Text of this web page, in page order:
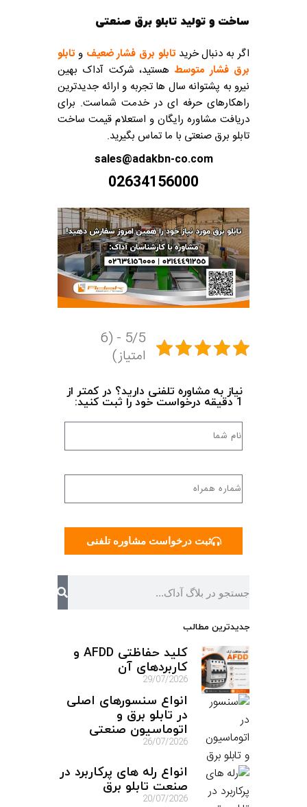
جدیدترین مطالب
کلید حفاظتی AFDD و
کاربردهای آن
29/07/2026
انواع سنسورهای اصلی
در تابلو برق و
اتوماسیون صنعتی
26/07/2026
انواع رله های پرکاربرد در
صنعت تابلو برق
20/07/2026
ساخت و تولید تابلو برق صنعتی
اگر به دنبال خریدتابلو برق فشار ضعیف و تابلو
برق فشار متوسطهستید، شرکت آداک بهین
نیرو به پشتوانه سال ها تجربه و ارائه جدیدترین
راهکارهای حرفه ای در خدمت شماست. برای
دریافت مشاوره رایگان و استعلام قیمت ساخت
تابلو برق صنعتی با ما تماس بگیرید.
sales@adakbn-co.com
02634156000
5/5 - (6
امتیاز)
نیاز به مشاوره تلفنی دارید؟ در کمتر از
1 دقیقه درخواست خود را ثبت کنید:
ثبت درخواست مشاوره تلفنی